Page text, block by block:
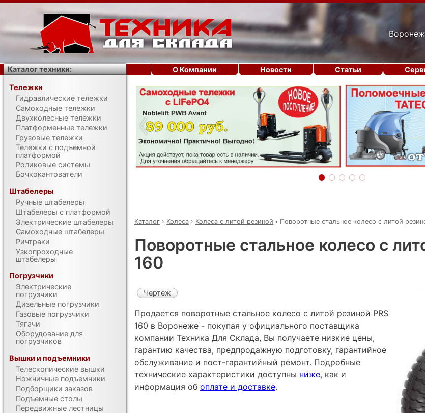
‹
Каталог › Колеса › Колеса с литой резиной › Поворотные стальное колесо с литой
Поворотные стальное колесо с
160
Чертеж
Продается поворотные стальное колесо с литой резиной PRS
160 в Воронеже - покупая у официального поставщика
компании Техника Для Склада, Вы получаете низкие цены,
гарантию качества, предпродажную подготовку, гарантийное
обслуживание и пост-гарантийный ремонт. Подробные
технические характеристики доступны ниже, как и
информация об оплате и доставке.
О Компании Новости Статьи
Каталог техники:
Тележки
Гидравлические тележки
Самоходные тележки
Двухколесные тележки
Платформенные тележки
Грузовые тележки
Тележки с подъемной
платформой
Роликовые системы
Бочкокантователи
Штабелеры
Ручные штабелеры
Штабелеры с платформой
Электрические штабелеры
Самоходные штабелеры
Ричтраки
Узкопроходные
штабелеры
Погрузчики
Электрические
погрузчики
Дизельные погрузчики
Газовые погрузчики
Тягачи
Оборудование для
погрузчиков
Вышки и подъемники
Телескопические вышки
Ножничные подъемники
Подборщики заказов
Подъемные столы
Передвижные лестницы